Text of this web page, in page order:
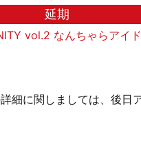
延期
vol.2 なんちゃらアイ
に関しましては、後日